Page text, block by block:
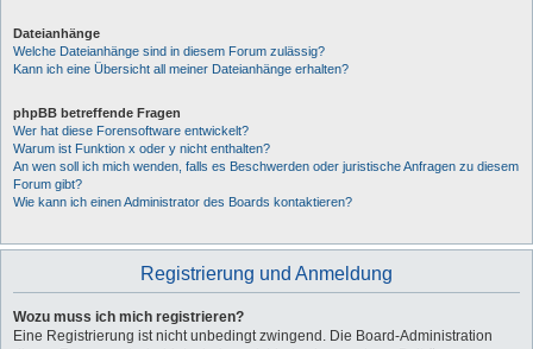
Dateianhänge
Welche Dateianhänge sind in diesem Forum zulässig?
Kann ich eine Übersicht all meiner Dateianhänge erhalten?
phpBB betreffende Fragen
Wer hat diese Forensoftware entwickelt?
Warum ist Funktion x oder y nicht enthalten?
An wen soll ich mich wenden, falls es Beschwerden oder juristische Anfragen zu diesem
Forum gibt?
Wie kann ich einen Administrator des Boards kontaktieren?
Registrierung und Anmeldung
Wozu muss ich mich registrieren?
Eine Registrierung ist nicht unbedingt zwingend. Die Board-Administration